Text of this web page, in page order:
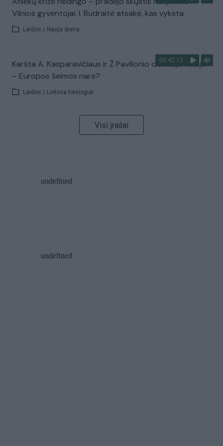
Vilnios gyventojai: I. Budraitė atsakė, kas vyksta
Laidos Nauja diena
00:42:12
Karšta A. Kasparavičiaus ir Ž Pavilionio diskusija: Rusija
– Europos šeimos narė?
Laidos Lietuva tiesiogiai
Visi įrašai